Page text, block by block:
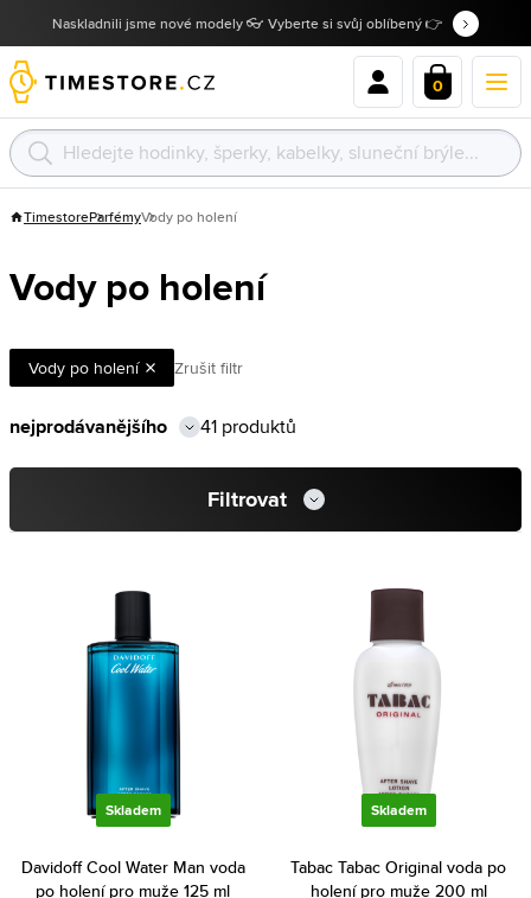
Naskladnili jsme nové modely 👓 Vyberte si svůj oblíbený 👉
0
TimestoreParfémyVody po holení
Vody po holení
Vody po holení Zrušit filtr
41 produktů
Filtrovat
Skladem
Davidoff Cool Water Man voda
po holení pro muže 125 ml
Skladem
Tabac Tabac Original voda po
holení pro muže 200 ml